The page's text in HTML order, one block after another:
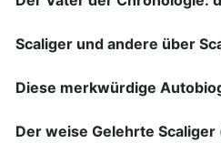
Scaliger und andere über
Diese merkwürdige
Der weise Gelehrte